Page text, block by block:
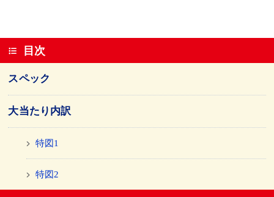
目次
スペック
大当たり内訳
特図1
特図2